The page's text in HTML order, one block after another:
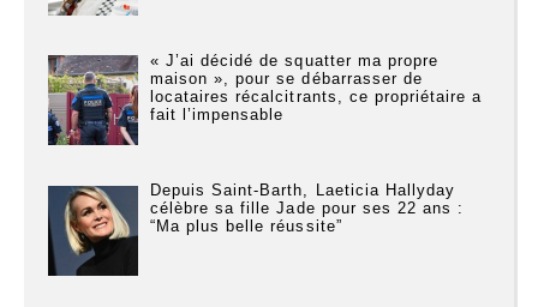
« J’ai décidé de squatter ma propre
maison », pour se débarrasser de
locataires récalcitrants, ce propriétaire a
fait l’impensable
Depuis Saint-Barth, Laeticia Hallyday
célèbre sa fille Jade pour ses 22 ans :
“Ma plus belle réussite”